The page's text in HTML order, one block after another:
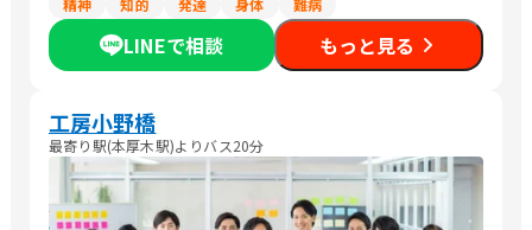
精神
知的 発達 身体 難病
LINEで相談 もっと見る
工房小野橋
最寄り駅(本厚木駅)よりバス20分